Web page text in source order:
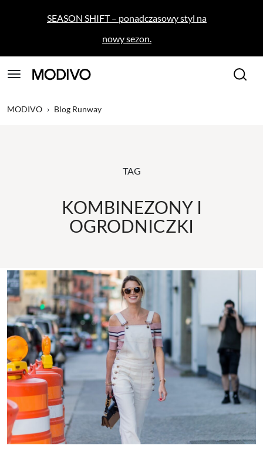
SEASON SHIFT – ponadczasowy styl na
nowy sezon.
MODIVO › Blog Runway
TAG
KOMBINEZONY I
OGRODNICZKI